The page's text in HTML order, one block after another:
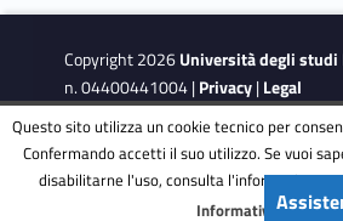
Copyright 2026Università degli studi
n. 04400441004 |Privacy|Legal
Notes|Accessibility Accessibility
This site is protected by reCAPTCHA
Terms of Serviceapply.
Questo sito utilizza un cookie tecnico per
Confermando accetti il suo utilizzo. Se vuoi
disabilitarne l'uso, consulta l'informativa
Informativa